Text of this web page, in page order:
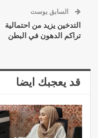
السابق بوست
التدخين يزيد من احتمالية
تراكم الدهون في البطن
قد يعجبك ايضا